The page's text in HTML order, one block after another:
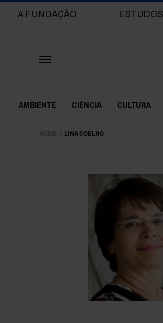
Main navigation
A FUNDAÇÃO ESTUDOS
Themes Menu
AMBIENTE CIÊNCIA CULTURA
HOME LINA COELHO